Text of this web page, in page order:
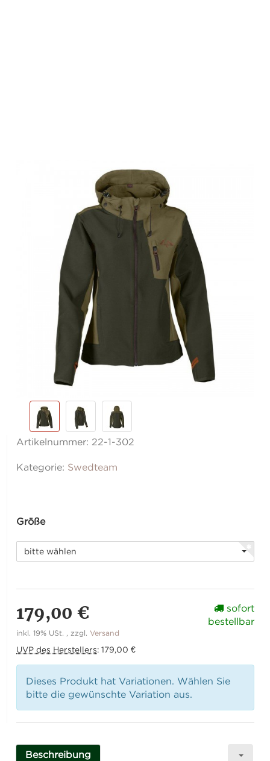
Artikelnummer: 22-1-302
Kategorie: Swedteam
Größe
bitte wählen
179,00 €
inkl. 19% USt. , zzgl.Versand
UVP des Herstellers:179,00 €
sofort
bestellbar
Dieses Produkt hat Variationen. Wählen Sie
bitte die gewünschte Variation aus.
Beschreibung